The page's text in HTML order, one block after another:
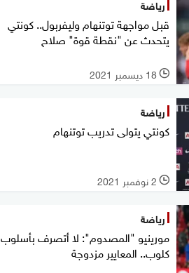
رياضة
قبل مواجهة توتنهام وليفربول.. كونتي
يتحدث عن "نقطة قوة" صلاح
l 18 ديسمبر 2021
رياضة
كونتي يتولى تدريب توتنهام
l 2 نوفمبر 2021
رياضة
مورينيو "المصدوم": لا أتصرف بأسلوب
كلوب.. المعايير مزدوجة